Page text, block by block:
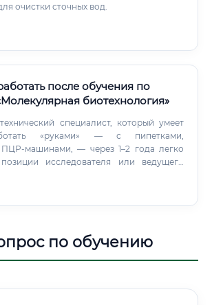
очистки сточных вод.
после обучения по
биотехнология»
специалист, который умеет
«руками» — с пипетками,
ПЦР-машинами, — через 1–2 года легко
исследователя или ведущего
биотехнология — это область, где
работы с органоидами и т.д.
по обучению